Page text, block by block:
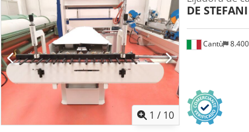
aceptación de vehículos usados posibles en cualquier
Lukas van Rossum
1 / 10
Cantù
DE STEFANI